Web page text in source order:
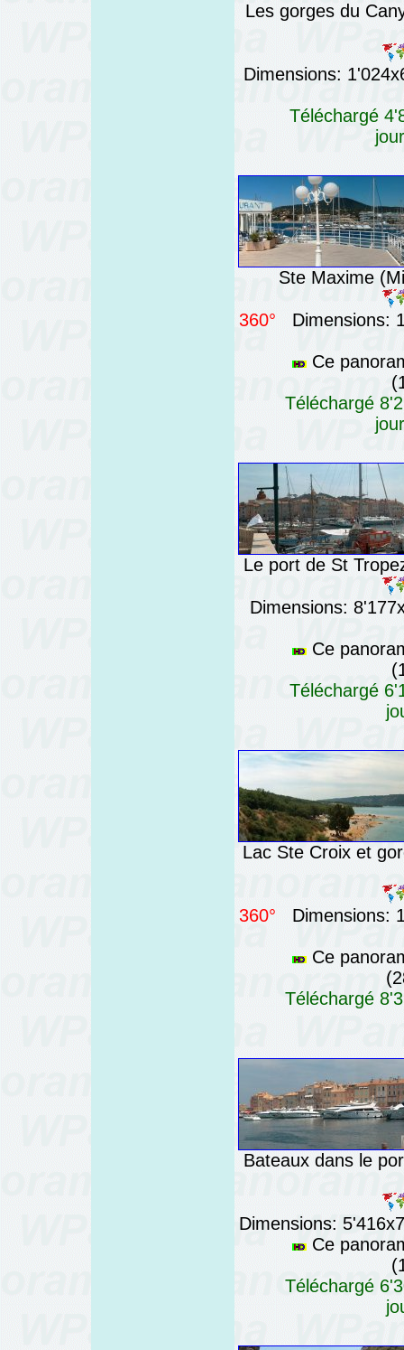
Les gorges du
Dimensions:
Téléchargé
Ste Maxime
360° Dimensions:
Ce
Téléchargé
Le port de St
Dimensions:
Ce
Téléchargé
Lac Ste Croix et
360° Dimensions:
Ce
Téléchargé
Bateaux dans le
Dimensions:
Ce
Téléchargé